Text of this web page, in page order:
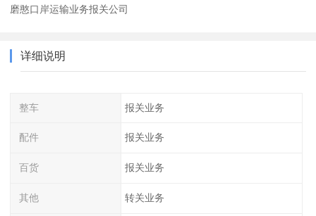
磨憨口岸运输业务报关公司
详细说明
整车 报关业务
配件 报关业务
百货 报关业务
其他 转关业务